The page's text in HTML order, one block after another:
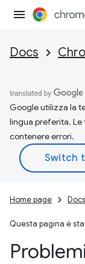
Docs
Google utilizza la
lingua preferita.
contenere errori.
Home page Docs
Questa pagina è